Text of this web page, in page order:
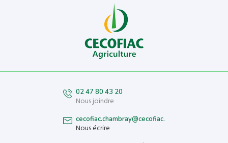
02 47 80 43 20
Nous joindre
cecofiac.chambray@cecofiac.fr
Nous écrire